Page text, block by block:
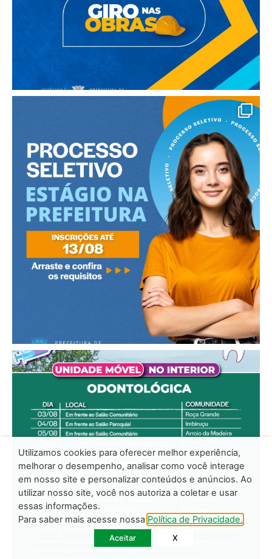
Utilizamos cookies para oferecer melhor experiência,
melhorar o desempenho, analisar como você interage
em nosso site e personalizar conteúdos e anúncios. Ao
utilizar nosso site, você nos autoriza a coletar e usar
essas informações.
Para saber mais acesse nossa Política de Privacidade.
Aceitar X